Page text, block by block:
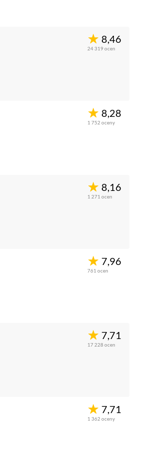
8,46
24 319ocen
8,28
1 752 oceny
8,16
1 271 ocen
7,96
761 ocen
7,71
17 228ocen
7,71
1 362 oceny